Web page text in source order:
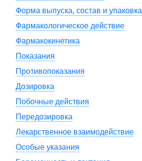
Форма выпуска, состав и упаковка
Фармакологическое действие
Фармакокинетика
Показания
Противопоказания
Дозировка
Побочные действия
Передозировка
Лекарственное взаимодействие
Особые указания